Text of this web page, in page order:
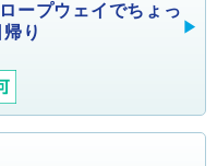
ープウェイでちょっ
り